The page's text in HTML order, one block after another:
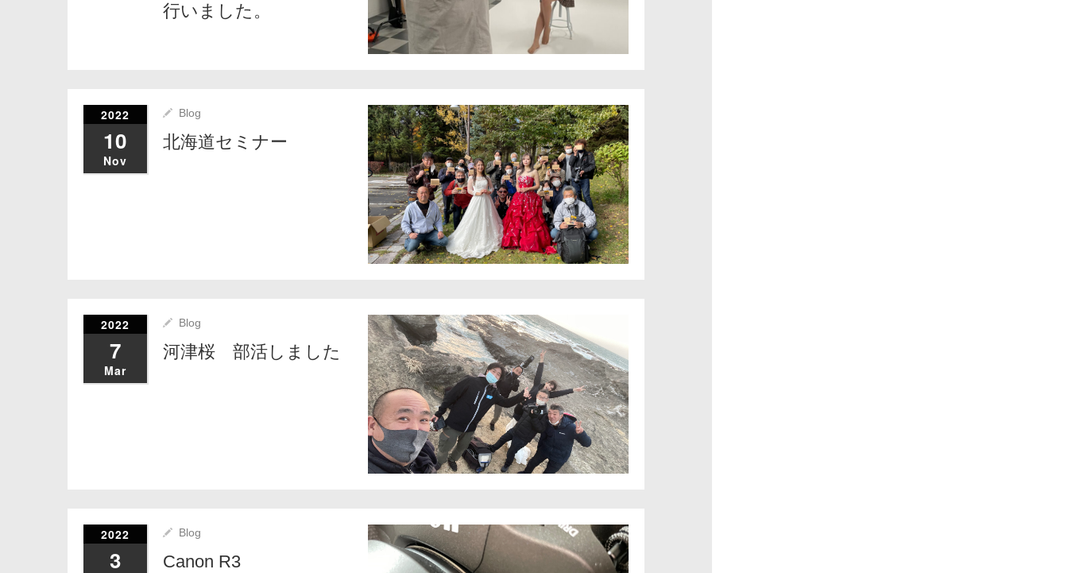
行いました。
2022
10
Nov
Blog
北海道セミナー
2022
7
Mar
Blog
河津桜 部活しました
2022
3
Blog
Canon R3